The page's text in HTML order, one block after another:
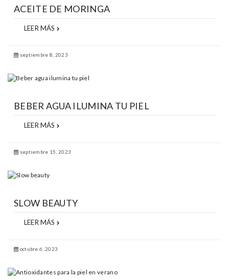
ACEITE DE MORINGA
LEER MÁS
septiembre 8, 2023
BEBER AGUA ILUMINA TU PIEL
LEER MÁS
septiembre 15, 2023
SLOW BEAUTY
LEER MÁS
octubre 6, 2023